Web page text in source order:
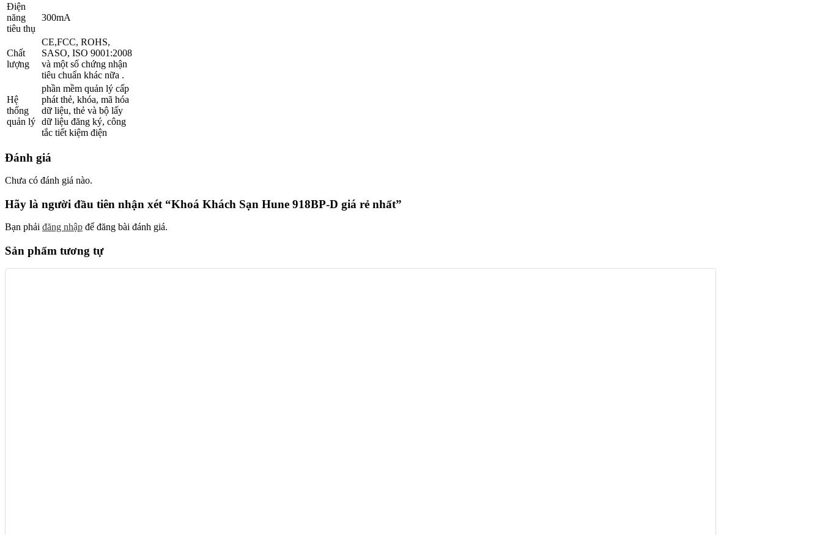
Điện
năng
tiêu thụ
300mA
Chất
lượng
CE,FCC, ROHS,
SASO, ISO 9001:2008
và một số chứng nhận
tiêu chuẩn khác nữa .
Hệ
thống
quản lý
phần mềm quản lý cấp
phát thẻ, khóa, mã hóa
dữ liệu, thẻ và bộ lấy
dữ liệu đăng ký, công
tắc tiết kiệm điện
Đánh giá
Chưa có đánh giá nào.
Hãy là người đầu tiên nhận xét “Khoá Khách Sạn Hune 918BP-D giá rẻ nhất”
Bạn phải đăng nhập để đăng bài đánh giá.
Sản phẩm tương tự